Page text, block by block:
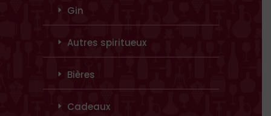
Gin
Autres spiritueux
Bières
Cadeaux